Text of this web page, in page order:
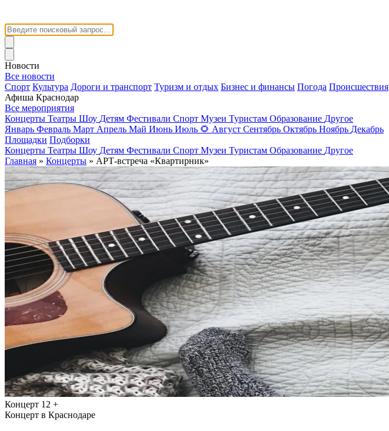
Новости
Все новости
Спорт Культура Дороги и транспорт Туризм и отдых Бизнес и финансы Погода Происшествия
Афиша Краснодар
Все мероприятия
Концерты Театры Шоу Детям Фестивали Спорт Музеи Туристам Образование Другое
Январь Февраль Март Апрель Май Июнь Июль 🌻 Август Сентябрь Октябрь Ноябрь Декабрь
Площадки Подборки
Концерты Театры Шоу Детям Фестивали Спорт Музеи Туристам Образование Другое
Главная » Концерты » АРТ-встреча «Квартирник»
Концерт 12 +
Концерт в Краснодаре